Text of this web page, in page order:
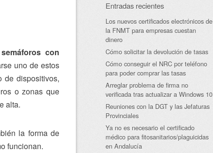
con
uno de estos
de dispositivos,
o zonas que
alta.
la forma de
funcionan.
Entradas recientes
Los nuevos certificados electrónicos de
la FNMT para empresas cuestan
dinero
Cómo solicitar la devolución de tasas
Cómo conseguir el NRC por teléfono
para poder comprar las tasas
Arreglar problema de firma no
verificada tras actualizar a Windows 10
Reuniones con la DGT y las Jefaturas
Provinciales
Ya no es necesario el certificado
médico para fitosanitarios/plaguicidas
en Andalucía